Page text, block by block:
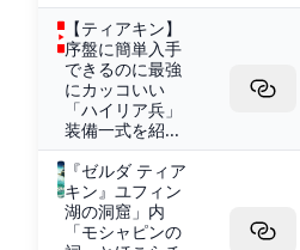
【ティアキン】
序盤に簡単入手
できるのに最強
にカッコいい
「ハイリア兵」
装備一式を紹...
『ゼルダ ティア
キン』ユフィン
湖の洞窟」内
「モシャピンの